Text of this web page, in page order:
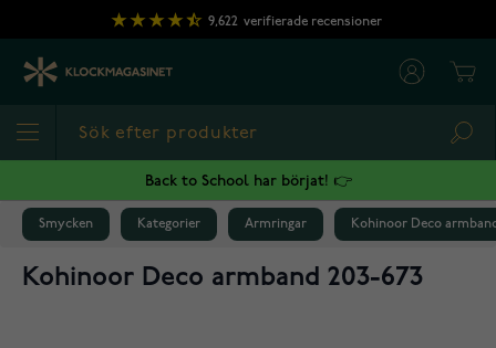
Hoppa till innehållet
9,622 verifierade recensioner
Back to School har börjat! 👉
Smycken Kategorier Armringar Kohinoor Deco
Kohinoor Deco armband 203-673